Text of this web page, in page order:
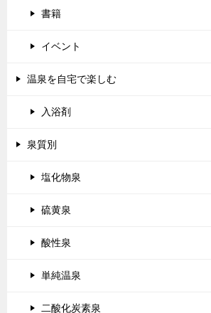
書籍
イベント
温泉を自宅で楽しむ
入浴剤
泉質別
塩化物泉
硫黄泉
酸性泉
単純温泉
二酸化炭素泉